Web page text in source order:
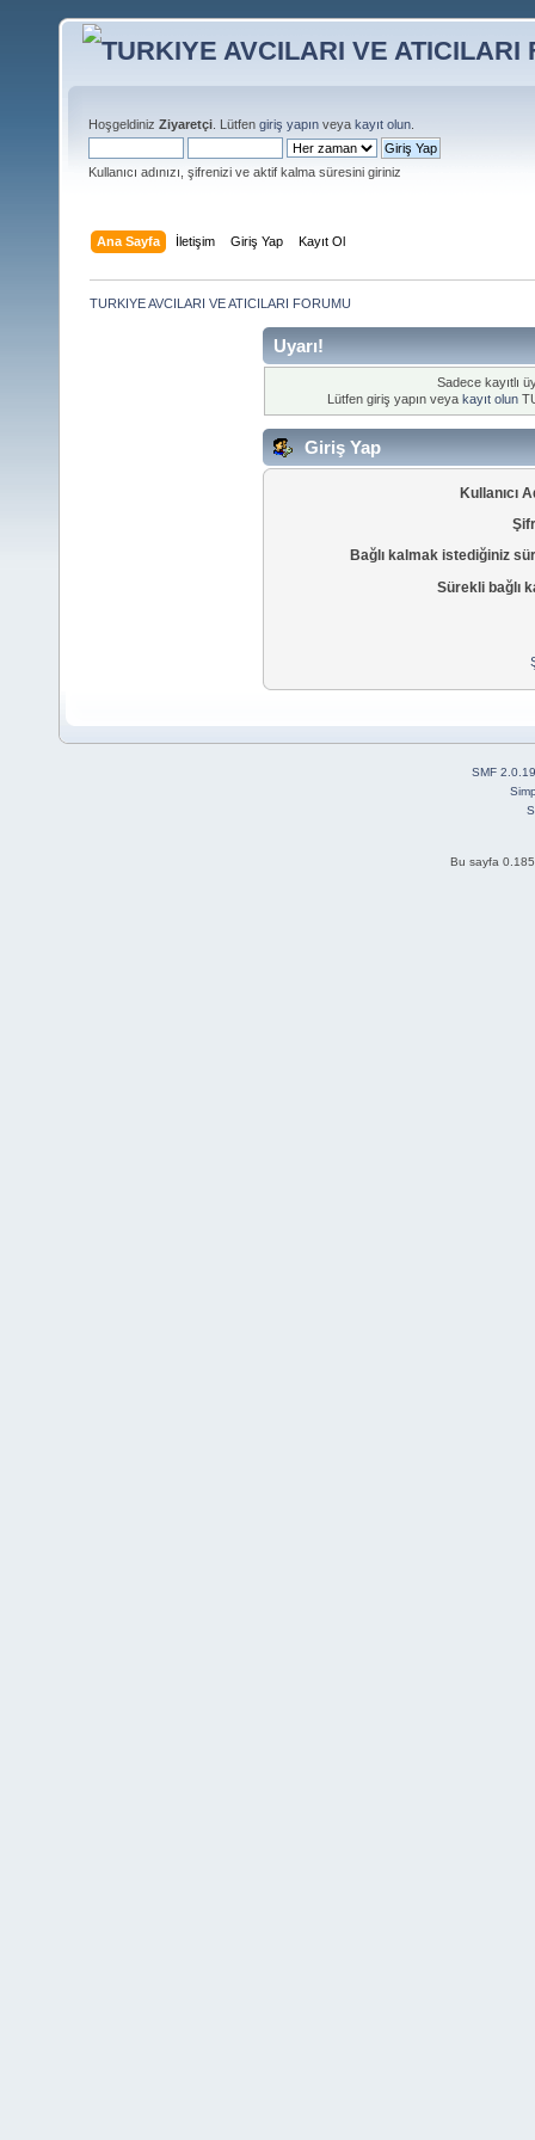
Hoşgeldiniz Ziyaretçi . Lütfen giriş yapın veya kayıt olun
Kullanıcı adınızı, şifrenizi ve aktif kalma süresini giriniz
Ana Sayfa İletişim Giriş Yap Kayıt Ol
TURKIYE AVCILARI VE ATICILARI FORUMU
Uyarı!
Sadece kayıtlı
Lütfen giriş yapın veya kayıt olun
Giriş Yap
Kullanıcı
Bağlı kalmak istediğiniz
Sürekli bağlı
SMF 2.0.19
Bu sayfa